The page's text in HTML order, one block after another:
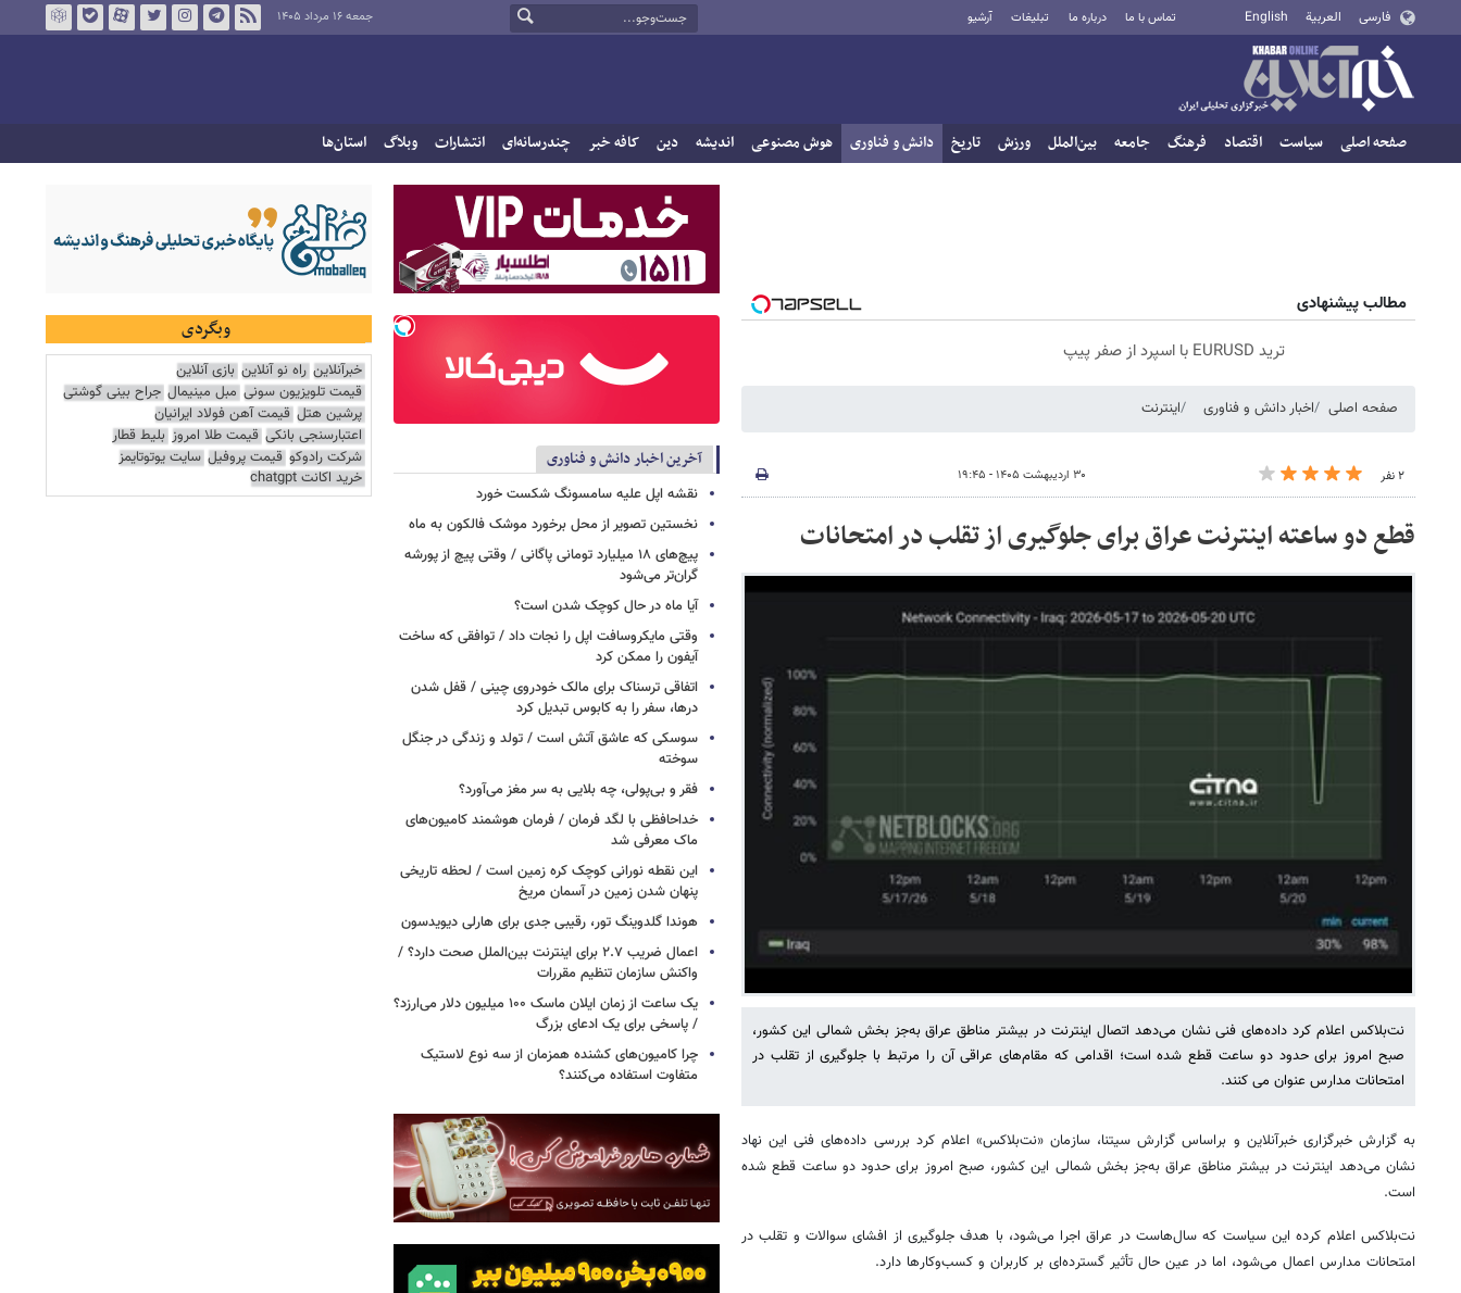
فارسی العربية English تماس با ما درباره ما تبلیغات آرشیو جمعه ۱۶ مرداد ۱۴۰۵
صفحه اصلی سیاست اقتصاد فرهنگ جامعه بین‌الملل ورزش تاریخ دانش و فناوری هوش مصنوعی اندیشه دین کافه خبر چندرسانه‌ای انتشارات وبلاگ استان‌ها
مطالب پیشنهادی
ترید EURUSD با اسپرد از صفر پیپ
صفحه اصلی اخبار دانش و فناوری اینترنت
۲ نفر ۳۰ اردیبهشت ۱۴۰۵ - ۱۹:۴۵
قطع دو ساعته اینترنت عراق برای جلوگیری از تقلب در امتحانات
نت‌بلاکس اعلام کرد داده‌های فنی نشان می‌دهد اتصال اینترنت در بیشتر مناطق عراق به‌جز بخش شمالی این کشور،
صبح امروز برای حدود دو ساعت قطع شده است؛ اقدامی که مقام‌های عراقی آن را مرتبط با جلوگیری از تقلب در
امتحانات مدارس عنوان می کنند.
به گزارش خبرگزاری خبرآنلاین و براساس گزارش سیتنا، سازمان «نت‌بلاکس» اعلام کرد بررسی داده‌های فنی این نهاد
نشان می‌دهد اینترنت در بیشتر مناطق عراق به‌جز بخش شمالی این کشور، صبح امروز برای حدود دو ساعت قطع شده
است.
نت‌بلاکس اعلام کرده این سیاست که سال‌هاست در عراق اجرا می‌شود، با هدف جلوگیری از افشای سوالات و تقلب در
امتحانات مدارس اعمال می‌شود، اما در عین حال تأثیر گسترده‌ای بر کاربران و کسب‌وکارها دارد.
آخرین اخبار دانش و فناوری
نقشه اپل علیه سامسونگ شکست خورد
نخستین تصویر از محل برخورد موشک فالکون به ماه
پیچ‌های ۱۸ میلیارد تومانی پاگانی / وقتی پیچ از پورشه
گران‌تر می‌شود
آیا ماه در حال کوچک شدن است؟
وقتی مایکروسافت اپل را نجات داد / توافقی که ساخت
آیفون را ممکن کرد
اتفاقی ترسناک برای مالک خودروی چینی / قفل شدن
درها، سفر را به کابوس تبدیل کرد
سوسکی که عاشق آتش است / تولد و زندگی در جنگل
سوخته
فقر و بی‌پولی، چه بلایی به سر مغز می‌آورد؟
خداحافظی با لگد فرمان / فرمان هوشمند کامیون‌های
ماک معرفی شد
این نقطه نورانی کوچک کره زمین است / لحظه تاریخی
پنهان شدن زمین در آسمان مریخ
هوندا گلدوینگ تور، رقیبی جدی برای هارلی دیویدسون
اعمال ضریب ۲.۷ برای اینترنت بین‌الملل صحت دارد؟ /
واکنش سازمان تنظیم مقررات
یک ساعت از زمان ایلان ماسک ۱۰۰ میلیون دلار می‌ارزد؟
/ پاسخی برای یک ادعای بزرگ
چرا کامیون‌های کشنده همزمان از سه نوع لاستیک
متفاوت استفاده می‌کنند؟
وبگردی
خبرآنلاین راه نو آنلاین بازی آنلاین
قیمت تلویزیون سونی مبل مینیمال جراح بینی گوشتی
پرشین هتل قیمت آهن فولاد ایرانیان
اعتبارسنجی بانکی قیمت طلا امروز بلیط قطار
شرکت رادوکو قیمت پروفیل سایت یوتوتایمز
خرید اکانت chatgpt